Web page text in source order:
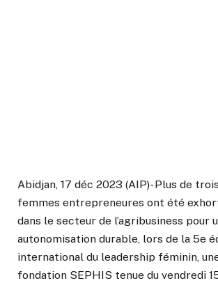
Abidjan, 17 déc 2023 (AIP)- Plus de
femmes entrepreneures ont été
dans le secteur de l’agribusiness pour
autonomisation durable, lors de la 5e
international du leadership féminin,
fondation SEPHIS tenue du vendredi